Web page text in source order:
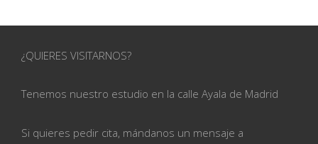
¿QUIERES VISITARNOS?
Tenemos nuestro estudio en la calle Ayala de Madrid
Si quieres pedir cita, mándanos un mensaje a